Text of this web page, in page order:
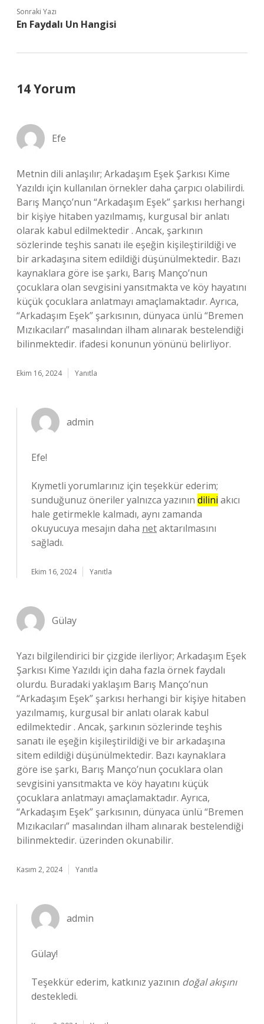
Sonraki Yazı
En Faydalı Un Hangisi
14 Yorum
Efe
Metnin dili anlaşılır; Arkadaşım Eşek Şarkısı Kime
Yazıldı için kullanılan örnekler daha çarpıcı olabilirdi.
Barış Manço’nun “Arkadaşım Eşek” şarkısı herhangi
bir kişiye hitaben yazılmamış, kurgusal bir anlatı
olarak kabul edilmektedir . Ancak, şarkının
sözlerinde teşhis sanatı ile eşeğin kişileştirildiği ve
bir arkadaşına sitem edildiği düşünülmektedir. Bazı
kaynaklara göre ise şarkı, Barış Manço’nun
çocuklara olan sevgisini yansıtmakta ve köy hayatını
küçük çocuklara anlatmayı amaçlamaktadır. Ayrıca,
“Arkadaşım Eşek” şarkısının, dünyaca ünlü “Bremen
Mızıkacıları” masalından ilham alınarak bestelendiği
bilinmektedir. ifadesi konunun yönünü belirliyor.
Ekim 16, 2024 Yanıtla
admin
Efe!
Kıymetli yorumlarınız için teşekkür ederim;
sunduğunuz öneriler yalnızca yazının dilini akıcı
hale getirmekle kalmadı, aynı zamanda
okuyucuya mesajın daha netaktarılmasını
sağladı.
Ekim 16, 2024 Yanıtla
Gülay
Yazı bilgilendirici bir çizgide ilerliyor; Arkadaşım Eşek
Şarkısı Kime Yazıldı için daha fazla örnek faydalı
olurdu. Buradaki yaklaşım Barış Manço’nun
“Arkadaşım Eşek” şarkısı herhangi bir kişiye hitaben
yazılmamış, kurgusal bir anlatı olarak kabul
edilmektedir . Ancak, şarkının sözlerinde teşhis
sanatı ile eşeğin kişileştirildiği ve bir arkadaşına
sitem edildiği düşünülmektedir. Bazı kaynaklara
göre ise şarkı, Barış Manço’nun çocuklara olan
sevgisini yansıtmakta ve köy hayatını küçük
çocuklara anlatmayı amaçlamaktadır. Ayrıca,
“Arkadaşım Eşek” şarkısının, dünyaca ünlü “Bremen
Mızıkacıları” masalından ilham alınarak bestelendiği
bilinmektedir. üzerinden okunabilir.
Kasım 2, 2024 Yanıtla
admin
Gülay!
Teşekkür ederim, katkınız yazının doğal akışını
destekledi.